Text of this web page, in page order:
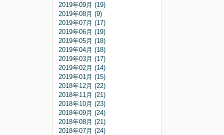
2019年09月 (19)
2019年08月 (9)
2019年07月 (17)
2019年06月 (19)
2019年05月 (18)
2019年04月 (18)
2019年03月 (17)
2019年02月 (14)
2019年01月 (15)
2018年12月 (22)
2018年11月 (21)
2018年10月 (23)
2018年09月 (24)
2018年08月 (21)
2018年07月 (24)